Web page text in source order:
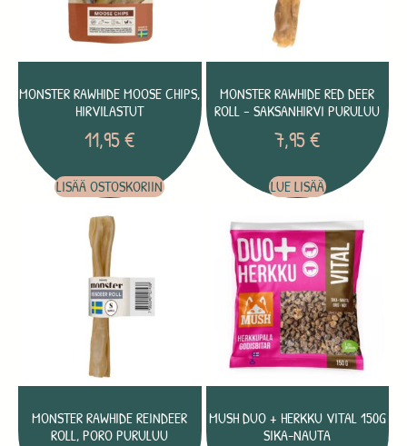
MONSTER RAWHIDE MOOSE CHIPS,
HIRVILASTUT
11,95€
LISÄÄ OSTOSKORIIN
MONSTER RAWHIDE RED DEER
ROLL – SAKSANHIRVI PURULUU
7,95€
LUE LISÄÄ
MONSTER RAWHIDE REINDEER
ROLL, PORO PURULUU
MUSH DUO + HERKKU VITAL 150G
SIKA-NAUTA